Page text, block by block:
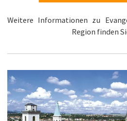
Weitere Informationen zu
Region finden